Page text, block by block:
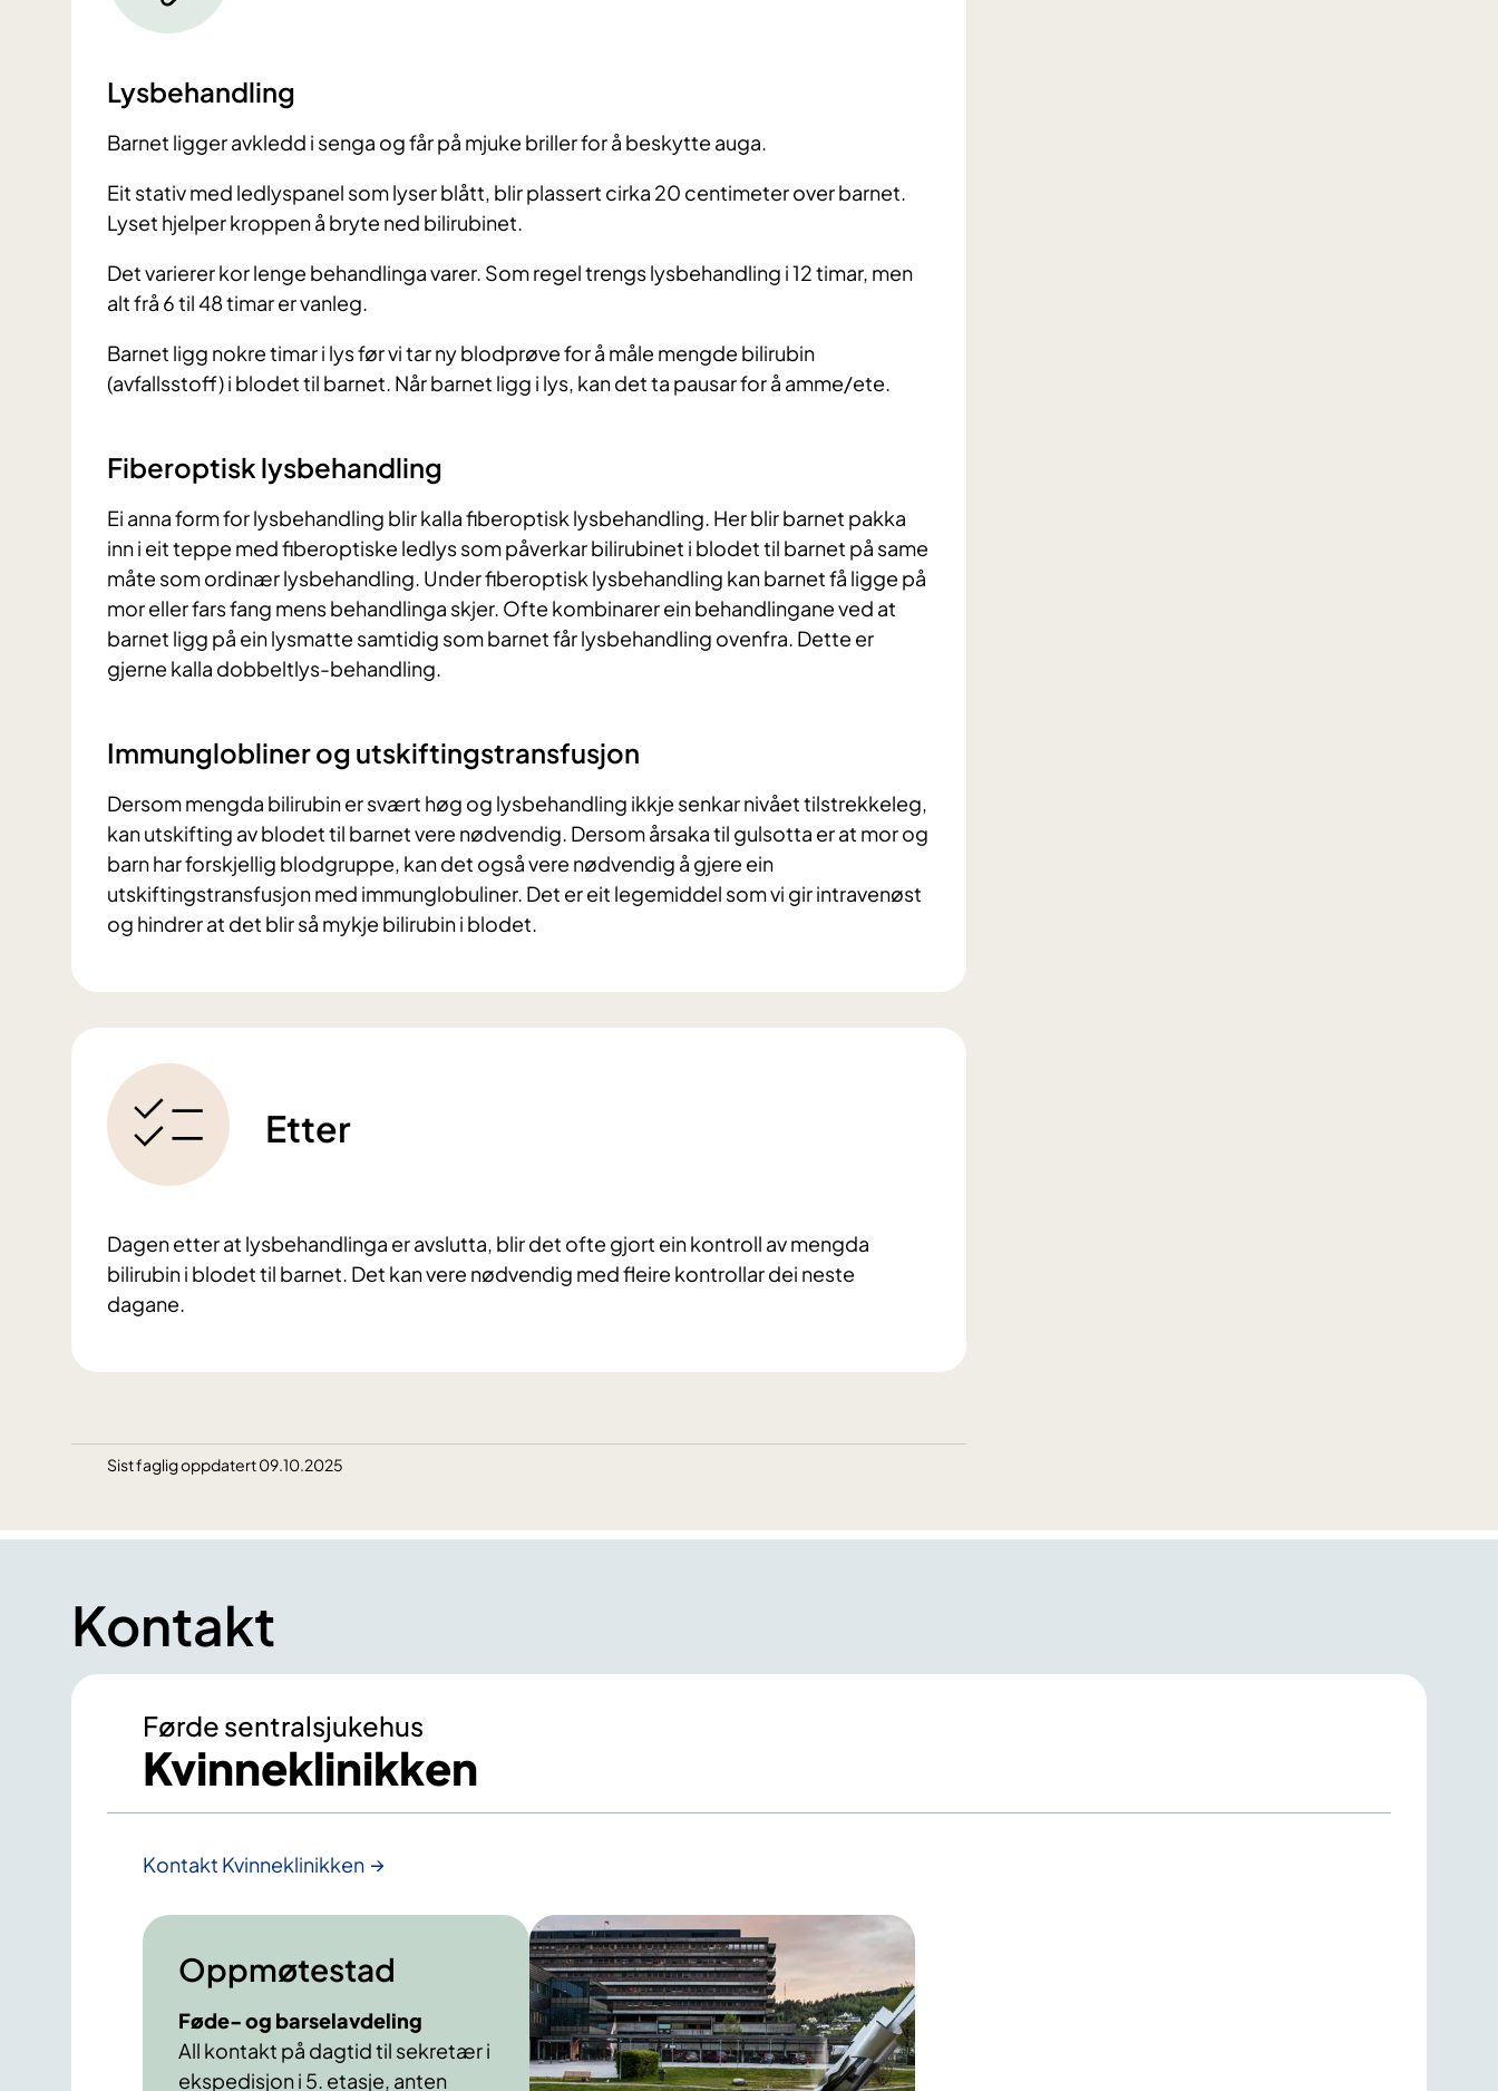
Lysbehandling
Barnet ligger avkledd i senga og får på mjuke briller for å beskytte auga.
Eit stativ med ledlyspanel som lyser blått, blir plassert cirka 20 centimeter over barnet.
Lyset hjelper kroppen å bryte ned bilirubinet.
Det varierer kor lenge behandlinga varer. Som regel trengs lysbehandling i 12 timar, men
alt frå 6 til 48 timar er vanleg.
Barnet ligg nokre timar i lys før vi tar ny blodprøve for å måle mengde bilirubin
(avfallsstoff) i blodet til barnet. Når barnet ligg i lys, kan det ta pausar for å amme/ete.
Fiberoptisk lysbehandling
Ei anna form for lysbehandling blir kalla fiberoptisk lysbehandling. Her blir barnet pakka
inn i eit teppe med fiberoptiske ledlys som påverkar bilirubinet i blodet til barnet på same
måte som ordinær lysbehandling. Under fiberoptisk lysbehandling kan barnet få ligge på
mor eller fars fang mens behandlinga skjer. Ofte kombinarer ein behandlingane ved at
barnet ligg på ein lysmatte samtidig som barnet får lysbehandling ovenfra. Dette er
gjerne kalla dobbeltlys-behandling.
Immunglobliner og utskiftingstransfusjon
Dersom mengda bilirubin er svært høg og lysbehandling ikkje senkar nivået tilstrekkeleg,
kan utskifting av blodet til barnet vere nødvendig. Dersom årsaka til gulsotta er at mor og
barn har forskjellig blodgruppe, kan det også vere nødvendig å gjere ein
utskiftingstransfusjon med immunglobuliner. Det er eit legemiddel som vi gir intravenøst
og hindrer at det blir så mykje bilirubin i blodet.
Etter
Dagen etter at lysbehandlinga er avslutta, blir det ofte gjort ein kontroll av mengda
bilirubin i blodet til barnet. Det kan vere nødvendig med fleire kontrollar dei neste
dagane.
Sist faglig oppdatert 09.10.2025
Kontakt
Førde sentralsjukehus
Kvinneklinikken
Kontakt Kvinneklinikken
Oppmøtestad
Føde- og barselavdeling
All kontakt på dagtid til sekretær i
ekspedisjon i 5. etasje, anten